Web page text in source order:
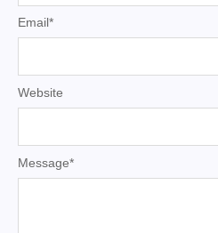
Message*
Email*
Website